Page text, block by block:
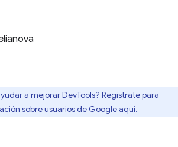
a mejorar DevTools? Regístrate para
sobre usuarios de Google aquí.